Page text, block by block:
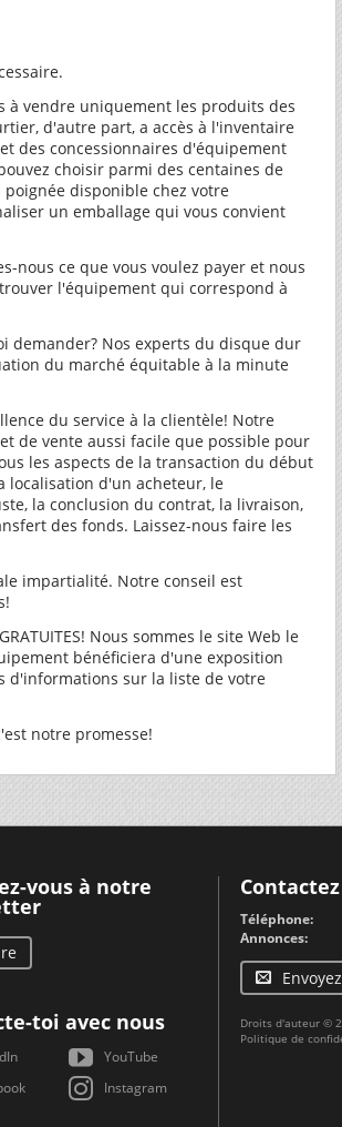
à vendre uniquement les produits des
d'autre part, a accès à l'inventaire
des concessionnaires d'équipement
choisir parmi des centaines de
disponible chez votre
un emballage qui vous convient
nous ce que vous voulez payer et nous
l'équipement qui correspond à
demander? Nos experts du disque dur
du marché équitable à la minute
du service à la clientèle! Notre
de vente aussi facile que possible pour
les aspects de la transaction du début
localisation d'un acheteur, le
la conclusion du contrat, la livraison,
des fonds. Laissez-nous faire les
impartialité. Notre conseil est
Nous sommes le site Web le
bénéficiera d'une exposition
d'informations sur la liste de votre
notre promesse!
vous à notre
toi avec nous
YouTube
Instagram
Téléphone:
Annonces:
Droits d'auteur ©
Politique de